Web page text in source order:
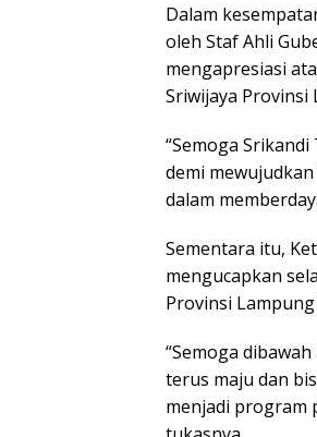
Dalam
oleh Staf Ahli
mengapresiasi
Sriwijaya Provinsi
“Semoga
demi
dalam
Sementara itu,
mengucapkan
Provinsi
“Semoga
terus maju dan
menjadi program